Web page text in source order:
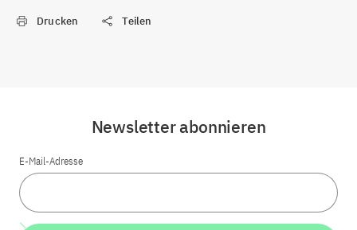
Drucken Teilen
Newsletter abonnieren
E-Mail-Adresse